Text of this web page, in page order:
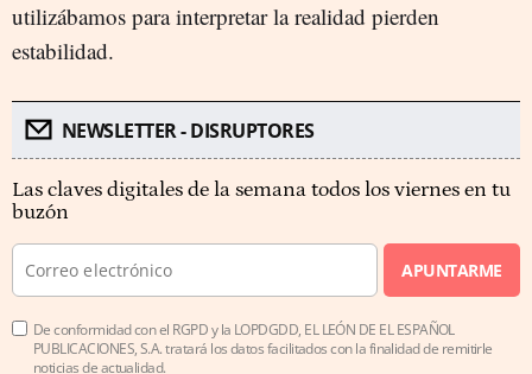
utilizábamos para interpretar la realidad pierden
estabilidad.
NEWSLETTER - DISRUPTORES
Las claves digitales de la semana todos los viernes en tu
buzón
APUNTARME
De conformidad con el RGPD y la LOPDGDD, EL LEÓN DE EL ESPAÑOL
PUBLICACIONES, S.A. tratará los datos facilitados con la finalidad de remitirle
noticias de actualidad.